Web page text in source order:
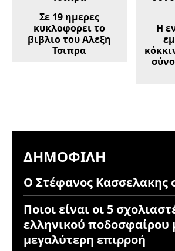
Σε 19 ημερες
κυκλοφορει το
βιβλιο του Αλεξη
Τσιπρα
Η
ΔΗΜΟΦΙΛΉ
Ο Στέφανος Κασσελακης
Ποιοι είναι οι 5
ελληνικού ποδοσφαίρου
μεγαλύτερη επιρροή